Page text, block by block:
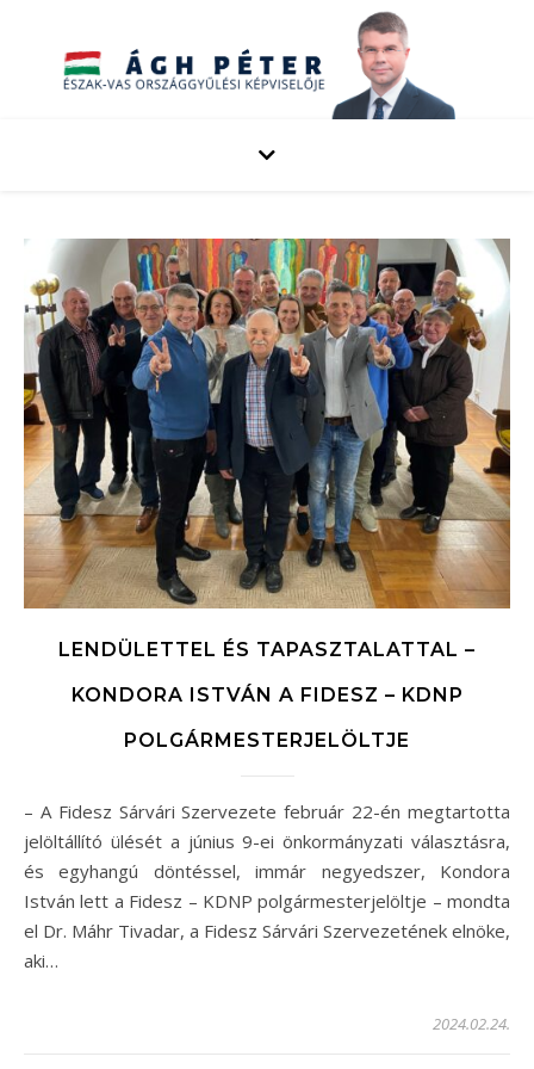
LENDÜLETTEL ÉS TAPASZTALATTAL –
KONDORA ISTVÁN A FIDESZ – KDNP
POLGÁRMESTERJELÖLTJE
– A Fidesz Sárvári Szervezete február 22-én megtartotta
jelöltállító ülését a június 9-ei önkormányzati választásra,
és egyhangú döntéssel, immár negyedszer, Kondora
István lett a Fidesz – KDNP polgármesterjelöltje – mondta
el Dr. Máhr Tivadar, a Fidesz Sárvári Szervezetének elnöke,
aki…
2024.02.24.